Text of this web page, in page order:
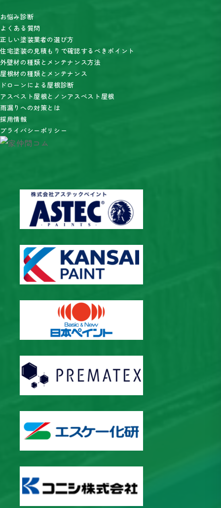
お悩み診断
よくある質問
正しい塗装業者の選び方
住宅塗装の見積もりで確認するべきポイント
外壁材の種類とメンテナンス方法
屋根材の種類とメンテナンス
ドローンによる屋根診断
アスベスト屋根とノンアスベスト屋根
雨漏りへの対策とは
採用情報
プライバシーポリシー